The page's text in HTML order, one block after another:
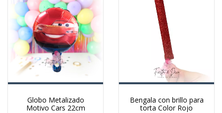
Globo Metalizado
Motivo Cars 22cm
Bengala con brillo para
torta Color Rojo